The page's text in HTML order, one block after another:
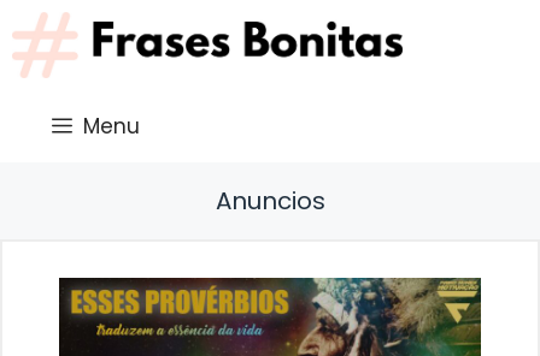
Saltar
al
contenido
Menu
Anuncios